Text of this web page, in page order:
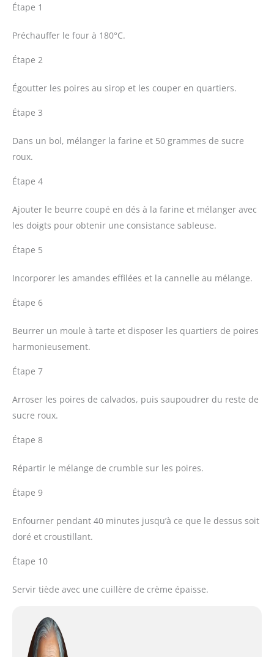
Étape 1
Préchauffer le four à 180°C.
Étape 2
Égoutter les poires au sirop et les couper en quartiers.
Étape 3
Dans un bol, mélanger la farine et 50 grammes de sucre
roux.
Étape 4
Ajouter le beurre coupé en dés à la farine et mélanger avec
les doigts pour obtenir une consistance sableuse.
Étape 5
Incorporer les amandes effilées et la cannelle au mélange.
Étape 6
Beurrer un moule à tarte et disposer les quartiers de poires
harmonieusement.
Étape 7
Arroser les poires de calvados, puis saupoudrer du reste de
sucre roux.
Étape 8
Répartir le mélange de crumble sur les poires.
Étape 9
Enfourner pendant 40 minutes jusqu’à ce que le dessus soit
doré et croustillant.
Étape 10
Servir tiède avec une cuillère de crème épaisse.